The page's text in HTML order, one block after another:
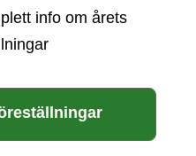
info om årets